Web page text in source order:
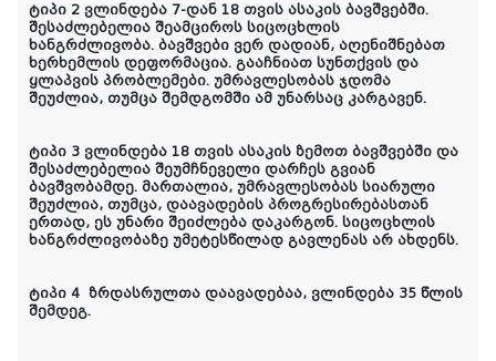
ტიპი 2 ვლინდება 7-დან 18 თვის ასაკის ბავშვებში.
შესაძლებელია შეამციროს სიცოცხლის
ხანგრძლივობა. ბავშვები ვერ დადიან, აღენიშნებათ
ხერხემლის დეფორმაცია. გააჩნიათ სუნთქვის და
ყლაპვის პრობლემები. უმრავლესობას ჯდომა
შეუძლია, თუმცა შემდგომში ამ უნარსაც კარგავენ.
ტიპი 3 ვლინდება 18 თვის ასაკის ზემოთ ბავშვებში და
შესაძლებელია შეუმჩნეველი დარჩეს გვიან
ბავშვობამდე. მართალია, უმრავლესობას სიარული
შეუძლია, თუმცა, დაავადების პროგრესირებასთან
ერთად, ეს უნარი შეიძლება დაკარგონ. სიცოცხლის
ხანგრძლივობაზე უმეტესწილად გავლენას არ ახდენს.
ტიპი 4 ზრდასრულთა დაავადებაა, ვლინდება 35 წლის
შემდეგ.